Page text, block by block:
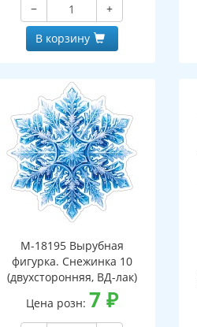
−
+
В корзину
М-18195 Вырубная
фигурка. Снежинка 10
(двухсторонняя, ВД-лак)
Цена розн: 7 ₽